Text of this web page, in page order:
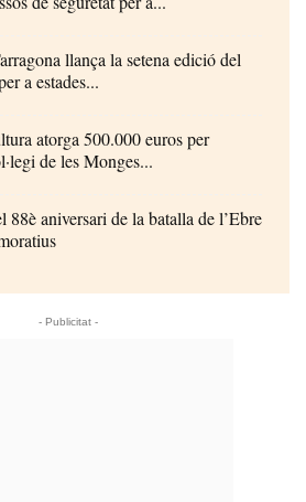
llança la setena edició del
a estades...
atorga 500.000 euros per
de les Monges...
88è aniversari de la batalla de l’Ebre
- Publicitat -